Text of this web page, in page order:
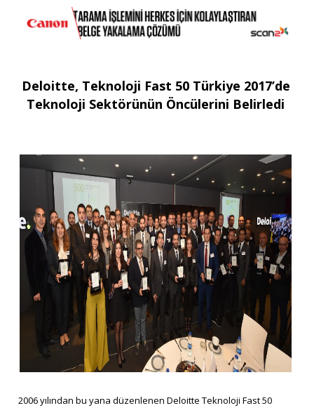
Deloitte, Teknoloji Fast 50 Türkiye 2017’de
Teknoloji Sektörünün Öncülerini Belirledi
2006 yılından bu yana düzenlenen Deloitte Teknoloji Fast 50